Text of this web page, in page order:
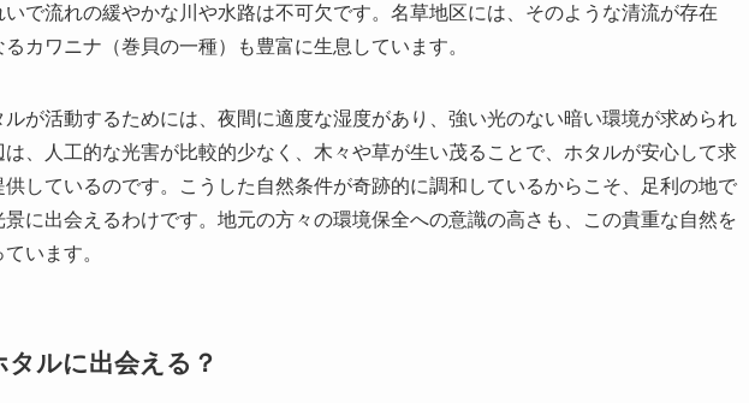
で流れの緩やかな川や水路は不可欠です。名草地区には、そのような清流が存在
カワニナ（巻貝の一種）も豊富に生息しています。
が活動するためには、夜間に適度な湿度があり、強い光のない暗い環境が求められ
は、人工的な光害が比較的少なく、木々や草が生い茂ることで、ホタルが安心して求
しているのです。こうした自然条件が奇跡的に調和しているからこそ、足利の地で
に出会えるわけです。地元の方々の環境保全への意識の高さも、この貴重な自然を
います。
ルに出会える？